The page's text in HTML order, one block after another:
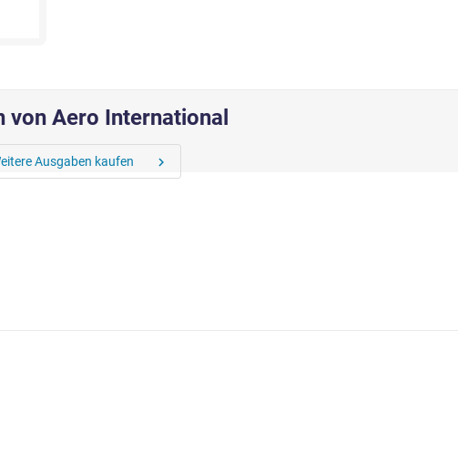
von Aero International
Ausgaben kaufen chevron_right